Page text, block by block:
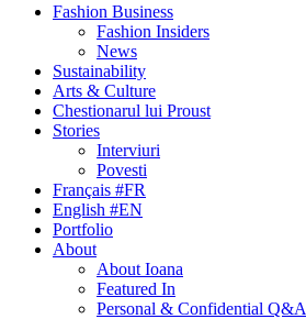
Fashion Business
Fashion Insiders
News
Sustainability
Arts & Culture
Chestionarul lui Proust
Stories
Interviuri
Povesti
Français #FR
English #EN
Portfolio
About
About Ioana
Featured In
Personal & Confidential Q&A